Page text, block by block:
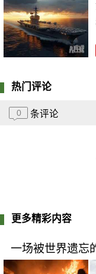
热门评论
0 条评论
更多精彩内容
一场被世界遗忘